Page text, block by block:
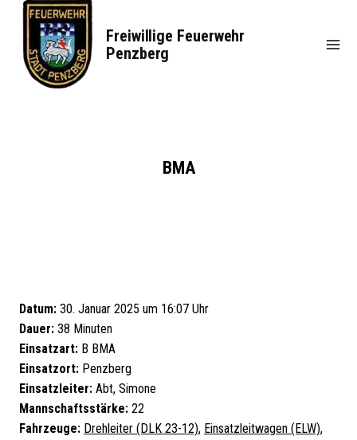
springen
Freiwillige Feuerwehr
Penzberg
BMA
Datum: 30. Januar 2025 um 16:07 Uhr
Dauer: 38 Minuten
Einsatzart: B BMA
Einsatzort: Penzberg
Einsatzleiter: Abt, Simone
Mannschaftsstärke: 22
Fahrzeuge: Drehleiter (DLK 23-12), Einsatzleitwagen (ELW),